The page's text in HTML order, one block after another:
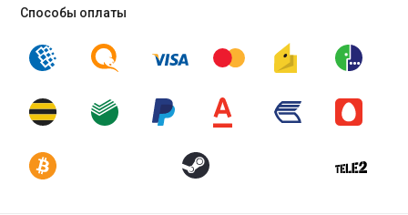
Способы оплаты